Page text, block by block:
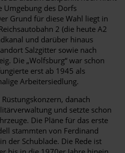
Umgebung des Dorfs
Grund für diese Wahl liegt in
2 (die heute A2
und darüber hinaus
Salzgitter sowie nach
Die „Wolfsburg“ war schon
erst ab 1945 als
Arbeitersiedlung.
danach
und setzte schon
Die Pläne für das erste
stammten von Ferdinand
der Schublade. Die Rede ist